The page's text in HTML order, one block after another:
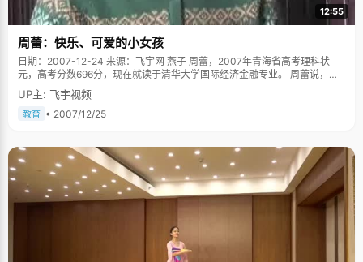
12:55
周蕾：快乐、可爱的小女孩
日期：2007-12-24 来源：飞宇网 燕子 周蕾，2007年青海省高考理科状
元，高考分数696分，现在就读于清华大学国际经济金融专业。 周蕾说，自
己是高考的幸运儿，占尽了天时，地理，人和："考试的那几天天气特别舒
适，意外的凉快"，"我运气太好了，抽到了在自己学校的考场，碰巧又是自
己熟悉的教学楼，用了三年的教室"，"高中的每一位老师对我都特别好，考
息规律，将最好的状态带到了考场上。"她说："哦，那是些晴朗的日子，一
切都那么顺利。" 考后有点莫名的失落 拿到了状元的头衔，周蕾却感觉失落
起来，考完最后一科，走出考场的时候，周蕾感觉心里就像被掏空了一样的
空荡荡的，"十二年的寒窗就为了这两天到底值不值？难道一切就这样决定了
吗？心中一直支撑着的东西一下子就垮掉了&hellip;&hellip;"在考后的很长一
时，她都没有太多的激动，倒是看到爸爸妈妈为自己的成绩高兴激动的样
子，她才有了点点高兴："终于有点成绩可以向他们交代了，对得起他们付出
UP主: 飞宇视频
教育 • 2007/12/25